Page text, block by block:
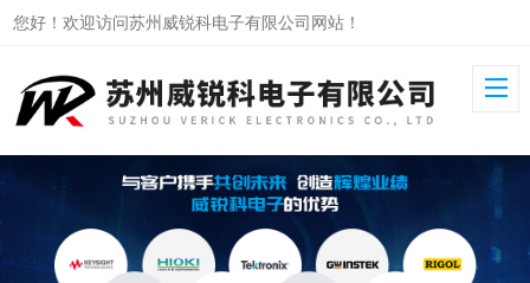
您好！欢迎访问苏州威锐科电子有限公司网站！